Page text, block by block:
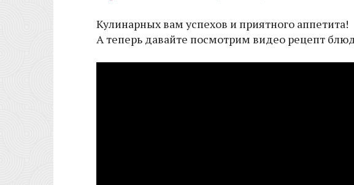
Кулинарных вам успехов и приятного аппетита!
А теперь давайте посмотрим видео рецепт